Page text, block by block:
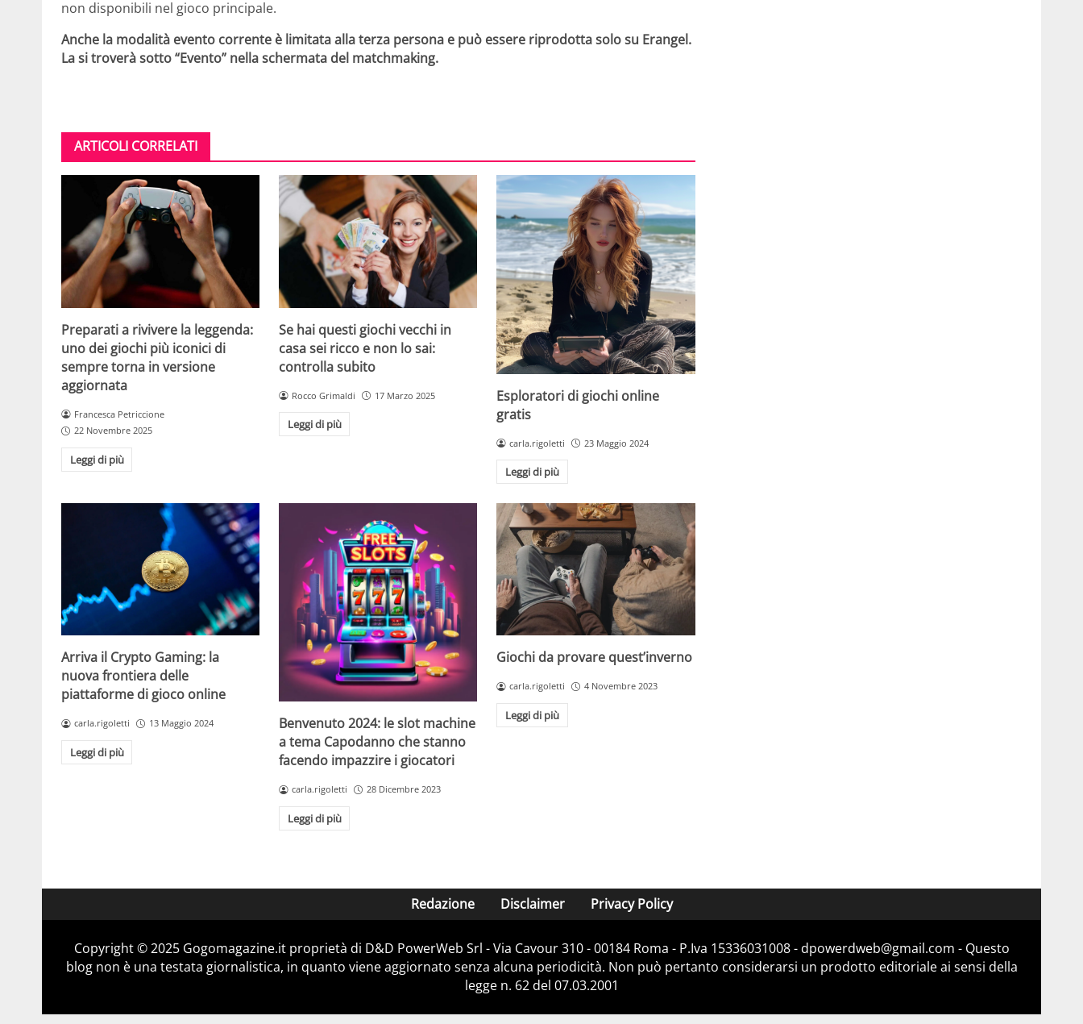
non disponibili nel gioco principale.
Anche la modalità evento corrente è limitata alla terza persona e può essere riprodotta solo su Erangel.
La si troverà sotto “Evento” nella schermata del matchmaking.
ARTICOLI CORRELATI
Preparati a rivivere la leggenda:
uno dei giochi più iconici di
sempre torna in versione
aggiornata
Francesca Petriccione
22 Novembre 2025
Leggi di più
Se hai questi giochi vecchi in
casa sei ricco e non lo sai:
controlla subito
Rocco Grimaldi 17 Marzo 2025
Leggi di più
Esploratori di giochi online
gratis
carla.rigoletti 23 Maggio 2024
Leggi di più
Arriva il Crypto Gaming: la
nuova frontiera delle
piattaforme di gioco online
carla.rigoletti 13 Maggio 2024
Leggi di più
Benvenuto 2024: le slot machine
a tema Capodanno che stanno
facendo impazzire i giocatori
carla.rigoletti 28 Dicembre 2023
Leggi di più
Giochi da provare quest’inverno
carla.rigoletti 4 Novembre 2023
Leggi di più
Redazione Disclaimer Privacy Policy
Copyright © 2025 Gogomagazine.it proprietà di D&D PowerWeb Srl - Via Cavour 310 - 00184 Roma - P.Iva 15336031008 - dpowerdweb@gmail.com - Questo
blog non è una testata giornalistica, in quanto viene aggiornato senza alcuna periodicità. Non può pertanto considerarsi un prodotto editoriale ai sensi della
legge n. 62 del 07.03.2001